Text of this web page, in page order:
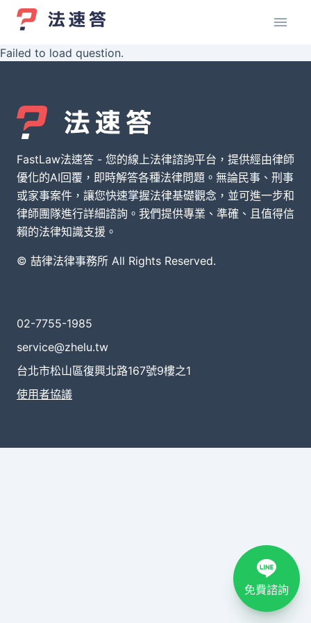
Failed to load question.
FastLaw法速答 - 您的線上法律諮詢平台，提供經由律師
優化的AI回覆，即時解答各種法律問題。無論民事、刑事
或家事案件，讓您快速掌握法律基礎觀念，並可進一步和
律師團隊進行詳細諮詢。我們提供專業、準確、且值得信
賴的法律知識支援。
© 喆律法律事務所 All Rights Reserved.
02-7755-1985
service@zhelu.tw
台北市松山區復興北路167號9樓之1
使用者協議
免費諮詢